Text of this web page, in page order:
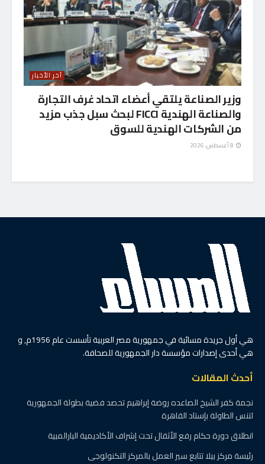
آخر الأخبار
وزير الصناعة يلتقي أعضاء اتحاد غرف التجارة
والصناعة الهندية FICCI لبحث سبل جذب مزيد
من الشركات الهندية للسوق
هي أول جريدة مسائية في جمهورية مصر العربية تأسست عام 1956م, و
هي أحدى إصدارات مؤسسة دار الجمهورية للصحافة.
أحدث المقالات
نجمة كفر الشيخ الصاعده روضة إبراهيم تحصد فضية بطولة الجمهورية
لتنس الطاولة بإستاد القاهرة
انطلاق دورة حكام رفع الأثقال تحت إشراف الأكاديمية البارالمبية
رئيسة مركز بيلا تتابع سير العمل بالمركز التكنولوجى